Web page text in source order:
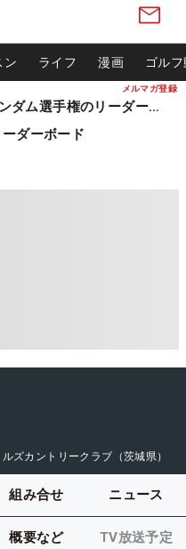
メルマガ登録
ン ライフ 漫画 ゴル
松山英樹ら出場 ウィンダム選手権のリーダーボード
ダーボード
ズカントリークラブ（茨城県）
組み合せ ニュース
概要など TV放送予定